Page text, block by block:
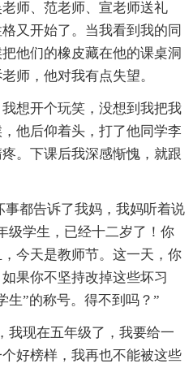
、范老师、宣老师送礼
又开始了。当我看到我的同
他们的橡皮藏在他的课桌洞
师，他对我有点失望。
开个玩笑，没想到我把我
他后仰着头，打了他同学李
。下课后我深感惭愧，就跟
都告诉了我妈，我妈听着说
级学生，已经十二岁了！你
今天是教师节。这一天，你
果你不坚持改掉这些坏习
生”的称号。得不到吗？”
现在五年级了，我要给一
好榜样，我再也不能被这些